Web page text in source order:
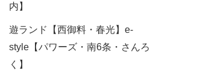
内】
遊ランド【西御料・春光】e-
style【パワーズ・南6条・さんろ
く】